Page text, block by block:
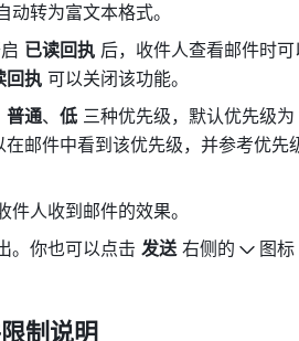
转为富文本格式。
已读回执 后，收件人查看邮件时
回执 可以关闭该功能。
普通、 低 三种优先级，默认优先级为
在邮件中看到该优先级，并参考优先
件人收到邮件的效果。
。你也可以点击 发送 右侧的 图
制说明